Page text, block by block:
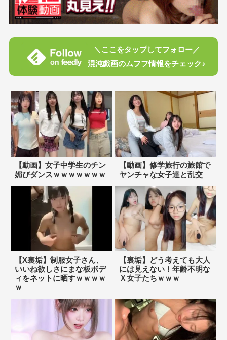
＼ここをタップしてフォロー／
混沌戯画のムフフ情報をチェック♪
【動画】女子中学生のチン
媚びダンスｗｗｗｗｗｗｗ
【動画】修学旅行の旅館で
ヤンチャな女子達と乱交
【X裏垢】制服女子さん、
いいね欲しさにまな板ボデ
ィをネットに晒すｗｗｗｗ
ｗ
【裏垢】どう考えても大人
には見えない！年齢不明な
Ｘ女子たちｗｗｗ